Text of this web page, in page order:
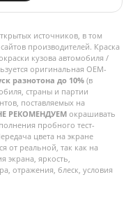
источников, в том
производителей. Краска
кузова автомобиля /
оригинальная OEM-
разнотона до 10%(в
страны и партии
поставляемых на
РЕКОМЕНДУЕМокрашивать
пробного тест-
цвета на экране
от реальной, так как на
экрана, яркость,
отражения, блеск, условия